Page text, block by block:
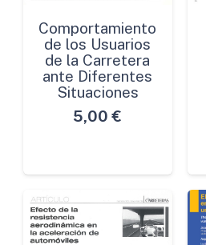
Comportamiento
de los Usuarios
de la Carretera
ante Diferentes
Situaciones
5,00 €